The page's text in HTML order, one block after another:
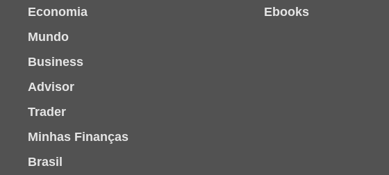
Economia
Mundo
Business
Advisor
Trader
Minhas Finanças
Brasil
Ebooks